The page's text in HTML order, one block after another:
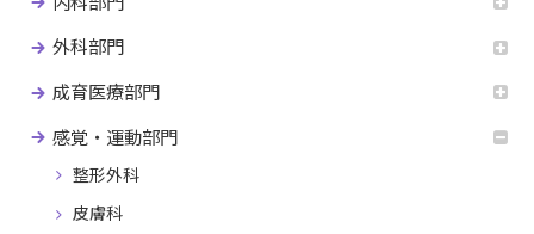
外科部門
成育医療部門
感覚・運動部門
整形外科
皮膚科